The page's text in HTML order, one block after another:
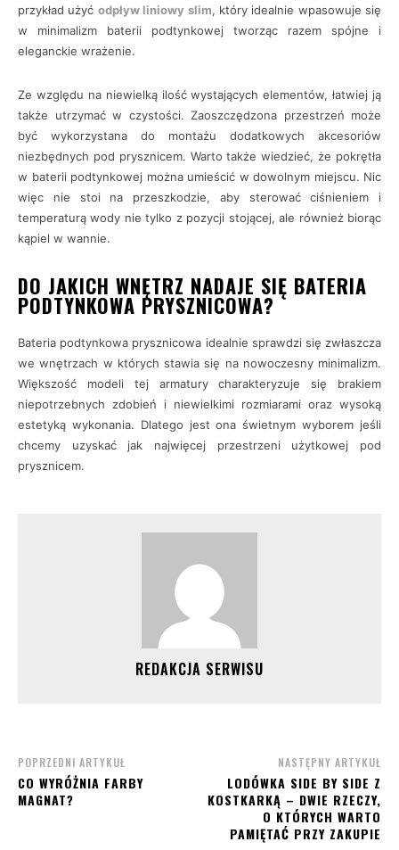
przykład użyć odpływ liniowy slim, który idealnie wpasowuje się
w minimalizm baterii podtynkowej tworząc razem spójne i
eleganckie wrażenie.
Ze względu na niewielką ilość wystających elementów, łatwiej ją
także utrzymać w czystości. Zaoszczędzona przestrzeń może
być wykorzystana do montażu dodatkowych akcesoriów
niezbędnych pod prysznicem. Warto także wiedzieć, że pokrętła
w baterii podtynkowej można umieścić w dowolnym miejscu. Nic
więc nie stoi na przeszkodzie, aby sterować ciśnieniem i
temperaturą wody nie tylko z pozycji stojącej, ale również biorąc
kąpiel w wannie.
DO JAKICH WNĘTRZ NADAJE SIĘ BATERIA
PODTYNKOWA PRYSZNICOWA?
Bateria podtynkowa prysznicowa idealnie sprawdzi się zwłaszcza
we wnętrzach w których stawia się na nowoczesny minimalizm.
Większość modeli tej armatury charakteryzuje się brakiem
niepotrzebnych zdobień i niewielkimi rozmiarami oraz wysoką
estetyką wykonania. Dlatego jest ona świetnym wyborem jeśli
chcemy uzyskać jak najwięcej przestrzeni użytkowej pod
prysznicem.
REDAKCJA SERWISU
POPRZEDNI ARTYKUŁ
CO WYRÓŻNIA FARBY
MAGNAT?
NASTĘPNY ARTYKUŁ
LODÓWKA SIDE BY SIDE Z
KOSTKARKĄ – DWIE RZECZY,
O KTÓRYCH WARTO
PAMIĘTAĆ PRZY ZAKUPIE